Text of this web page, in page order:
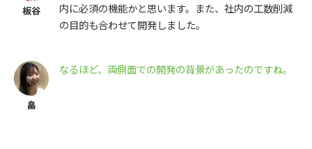
内に必須の機能かと思います。また、社内の工数削減
の目的も合わせて開発しました。
なるほど、両側面での開発の背景があったのですね。